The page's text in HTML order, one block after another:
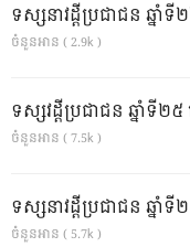
ទស្សនាវដ្ដីប្រជាជន ឆ្ន
ចំនួនអាន ( 2.9k )
ទស្សវដ្តីប្រជាជន ឆ្នាំទី
ចំនួនអាន ( 7.5k )
ទស្សនាវដ្ដីប្រជាជន ឆ្ន
ចំនួនអាន ( 5.7k )